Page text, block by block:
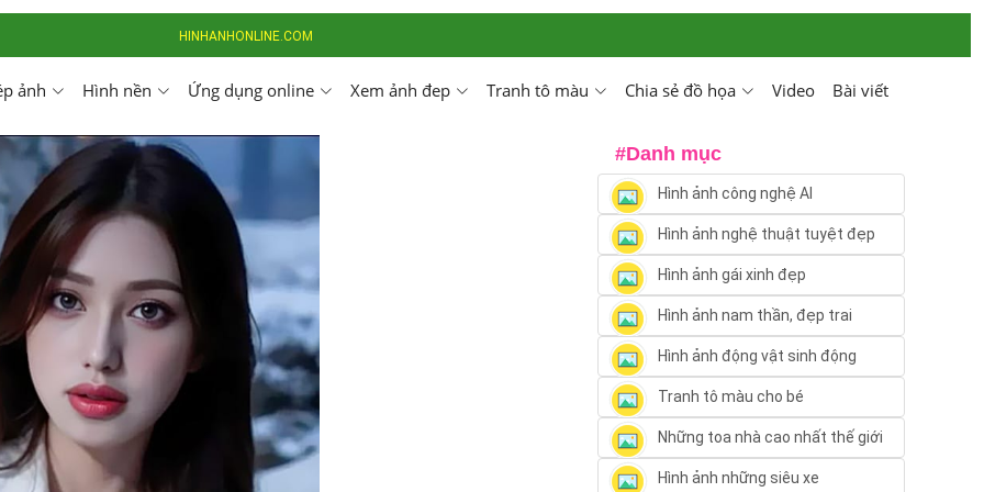
HINHANHONLINE.COM
ảnh Hình nền Ứng dụng online Xem ảnh đep Tranh tô màu Chia sẻ đồ họa Video Bài viết
#Danh mục
Hình ảnh công nghệ AI
Hình ảnh nghệ thuật tuyệt đẹp
Hình ảnh gái xinh đẹp
Hình ảnh nam thần, đẹp trai
Hình ảnh động vật sinh động
Tranh tô màu cho bé
Những toa nhà cao nhất thế giới
Hình ảnh những siêu xe